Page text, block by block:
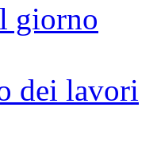
giorno
dei lavori